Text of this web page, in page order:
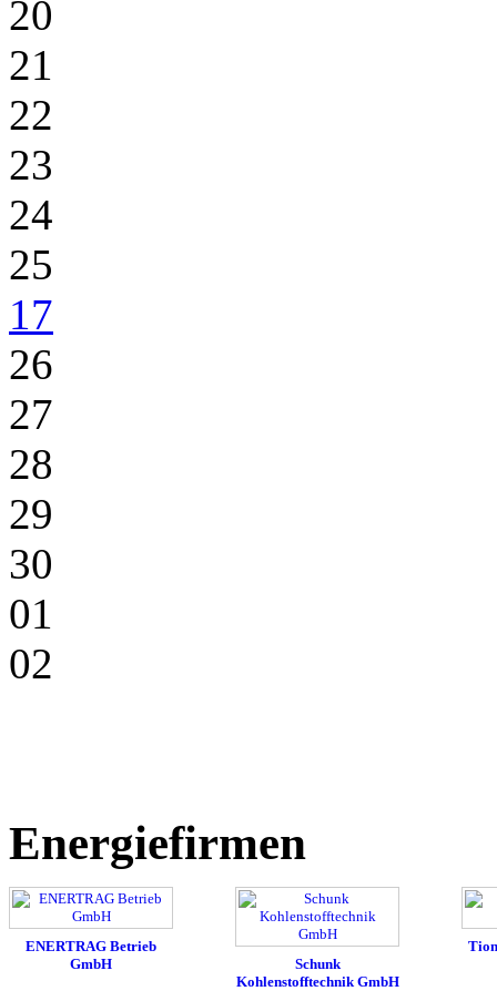
20
21
22
23
24
25
17
26
27
28
29
30
01
02
Energiefirmen
ENERTRAG Betrieb
GmbH
Schunk
Kohlenstofftechnik GmbH